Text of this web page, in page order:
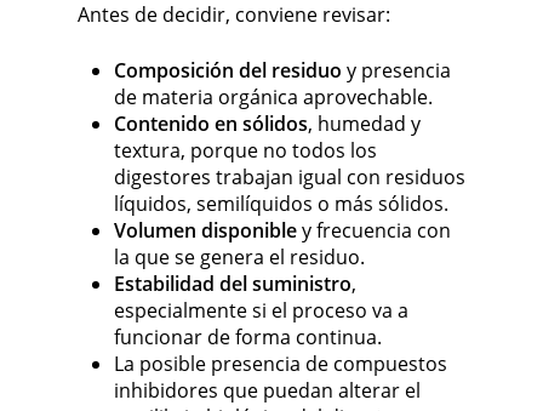
Antes de decidir, conviene revisar:
Composición del residuo y presencia
de materia orgánica aprovechable.
Contenido en sólidos, humedad y
textura, porque no todos los
digestores trabajan igual con residuos
líquidos, semilíquidos o más sólidos.
Volumen disponibley frecuencia con
la que se genera el residuo.
Estabilidad del suministro,
especialmente si el proceso va a
funcionar de forma continua.
La posible presencia de compuestos
inhibidores que puedan alterar el